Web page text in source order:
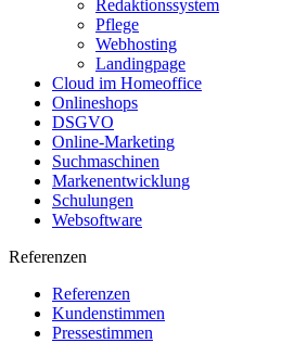
Redaktionssystem
Pflege
Webhosting
Landingpage
Cloud im Homeoffice
Onlineshops
DSGVO
Online-Marketing
Suchmaschinen
Markenentwicklung
Schulungen
Websoftware
Referenzen
Referenzen
Kundenstimmen
Pressestimmen